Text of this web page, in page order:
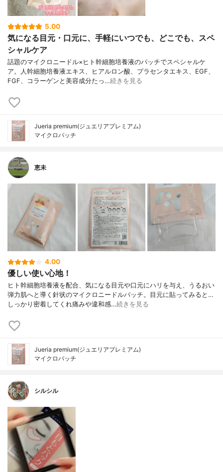
5.00
気になる目元・口元に、手軽にいつでも、どこでも、スペ
シャルケア
話題のマイクロニードル×ヒト幹細胞培養液のパッチでスペシャルケ
ア。人幹細胞培養液エキス、ヒアルロン酸、プラセンタエキス、EGF、
FGF、コラーゲンと美容成分たっ…続きを見る
Jueria premium(ジュエリアプレミアム)
マイクロパッチ
恵未
4.00
優しい使い心地！
ヒト幹細胞培養液を配合、気になる目元や口元にハリを与え、うるおい
弾力肌へと導く針状のマイクロニードルパッチ。目元に貼ってみると…
しっかり密着してくれ痛みや違和感…続きを見る
Jueria premium(ジュエリアプレミアム)
マイクロパッチ
シルシル